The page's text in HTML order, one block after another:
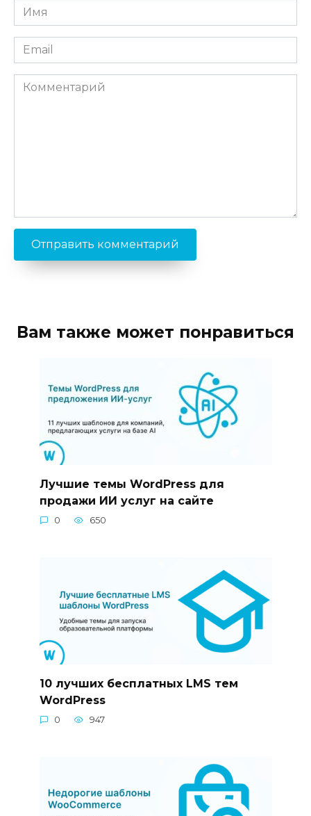
Имя
*
Email
*
Комментарий
Вам также может понравиться
Лучшие темы WordPress для
продажи ИИ услуг на сайте
0 650
10 лучших бесплатных LMS тем
WordPress
0 947